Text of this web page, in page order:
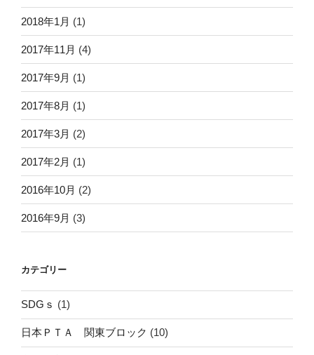
2018年1月 (1)
2017年11月 (4)
2017年9月 (1)
2017年8月 (1)
2017年3月 (2)
2017年2月 (1)
2016年10月 (2)
2016年9月 (3)
カテゴリー
SDGｓ (1)
日本ＰＴＡ 関東ブロック (10)